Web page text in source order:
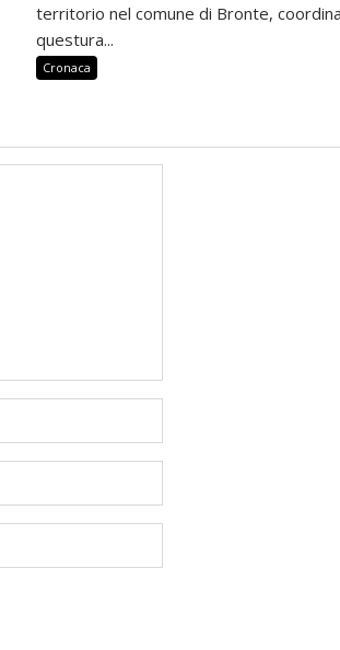
territorio nel comune di Bronte,
questura...
Cronaca